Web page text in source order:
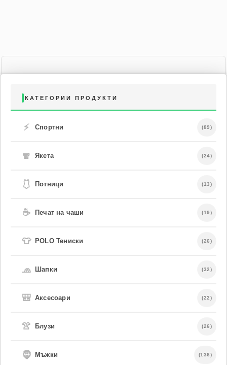
КАТЕГОРИИ ПРОДУКТИ
⚡ Спортни (89)
🧣 Якета (24)
🩱 Потници (13)
☕ Печат на чаши (19)
👕 POLO Тениски (26)
🧢 Шапки (32)
🎒 Аксесоари (22)
👚 Блузи (26)
🧔 Мъжки (136)